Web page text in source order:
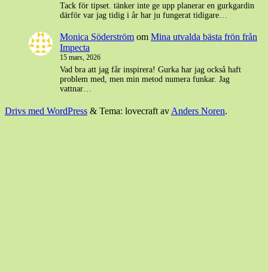
Tack för tipset. tänker inte ge upp planerar en gurkgardin
därför var jag tidig i år har ju fungerat tidigare…
Monica Söderström om Mina utvalda bästa frön från
Impecta
15 mars, 2026
Vad bra att jag får inspirera! Gurka har jag också haft
problem med, men min metod numera funkar. Jag
vattnar…
Drivs med WordPress & Tema: lovecraft av Anders Noren.